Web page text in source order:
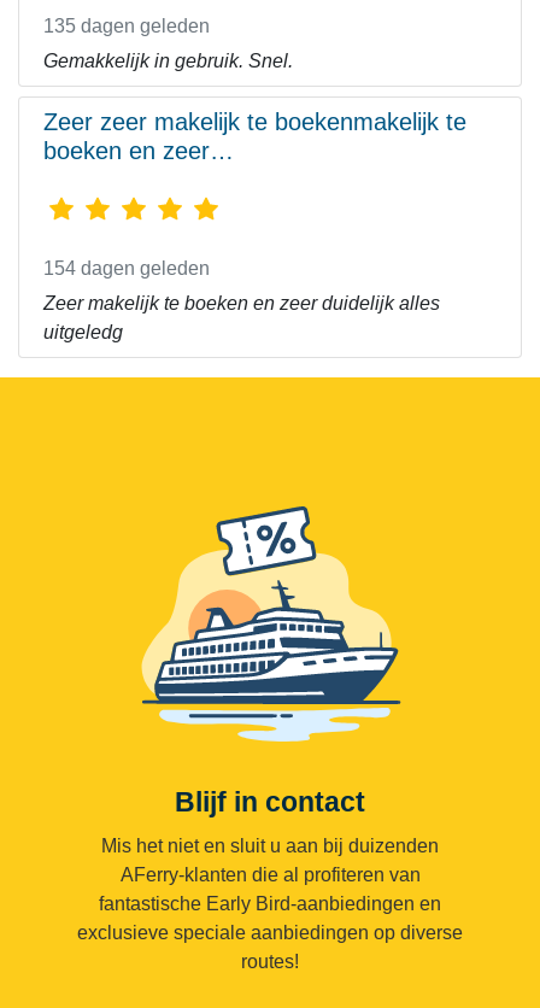
135 dagen geleden
Gemakkelijk in gebruik. Snel.
Zeer zeer makelijk te boekenmakelijk te
boeken en zeer…
154 dagen geleden
Zeer makelijk te boeken en zeer duidelijk alles
uitgeledg
Blijf in contact
Mis het niet en sluit u aan bij duizenden
AFerry-klanten die al profiteren van
fantastische Early Bird-aanbiedingen en
exclusieve speciale aanbiedingen op diverse
routes!